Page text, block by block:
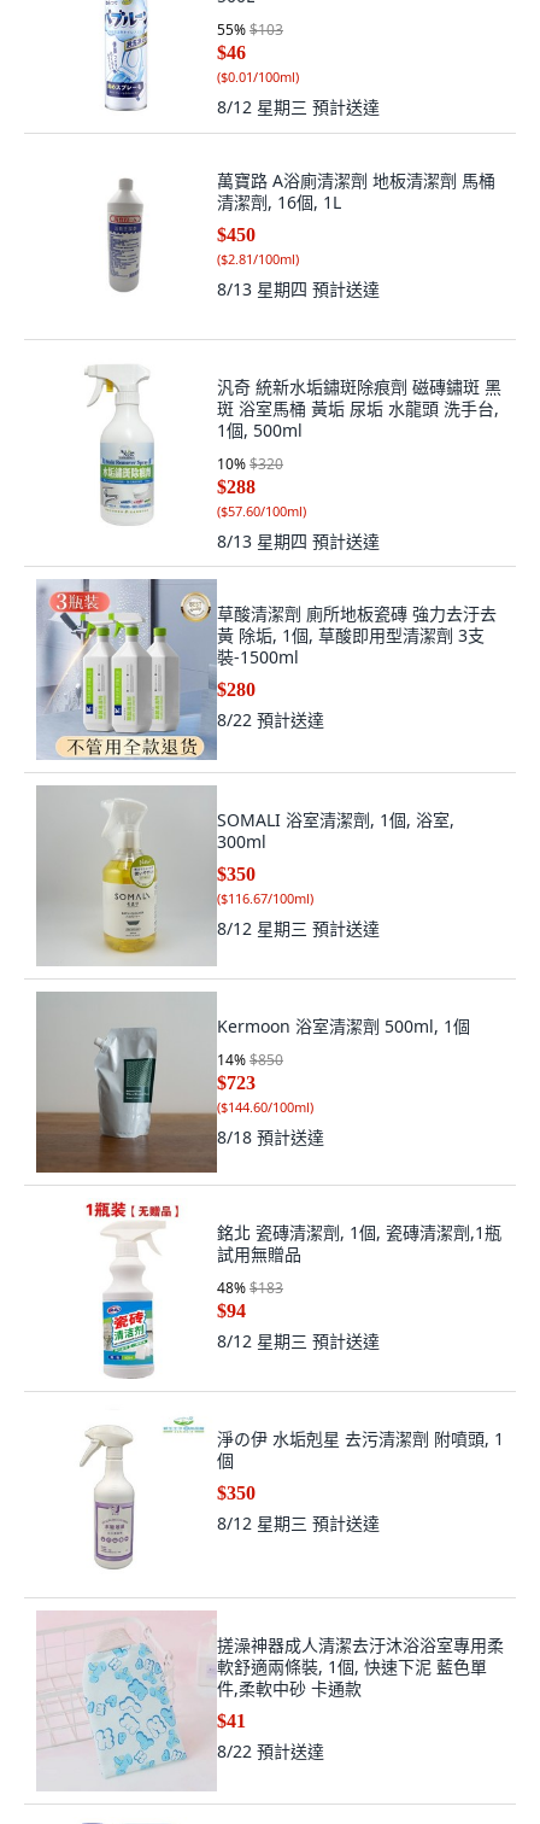
55%$103
$46
($0.01/100ml)
8/12 星期三 預計送達
萬寶路 A浴廁清潔劑 地板清潔劑 馬桶
清潔劑, 16個, 1L
$450
($2.81/100ml)
8/13 星期四 預計送達
汎奇 統新水垢鏽斑除痕劑 磁磚鏽斑 黑
斑 浴室馬桶 黃垢 尿垢 水龍頭 洗手台,
1個, 500ml
10%$320
$288
($57.60/100ml)
8/13 星期四 預計送達
草酸清潔劑 廁所地板瓷磚 強力去汙去
黃 除垢, 1個, 草酸即用型清潔劑 3支
裝-1500ml
$280
8/22 預計送達
SOMALI 浴室清潔劑, 1個, 浴室,
300ml
$350
($116.67/100ml)
8/12 星期三 預計送達
Kermoon 浴室清潔劑 500ml, 1個
14%$850
$723
($144.60/100ml)
8/18 預計送達
銘北 瓷磚清潔劑, 1個, 瓷磚清潔劑,1瓶
試用無贈品
48%$183
$94
8/12 星期三 預計送達
淨の伊 水垢剋星 去污清潔劑 附噴頭, 1
個
$350
8/12 星期三 預計送達
搓澡神器成人清潔去汙沐浴浴室專用柔
軟舒適兩條裝, 1個, 快速下泥 藍色單
件,柔軟中砂 卡通款
$41
8/22 預計送達